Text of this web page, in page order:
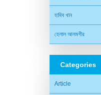
হাবিব খান
হেলাল আলমগীর
Categories
Article